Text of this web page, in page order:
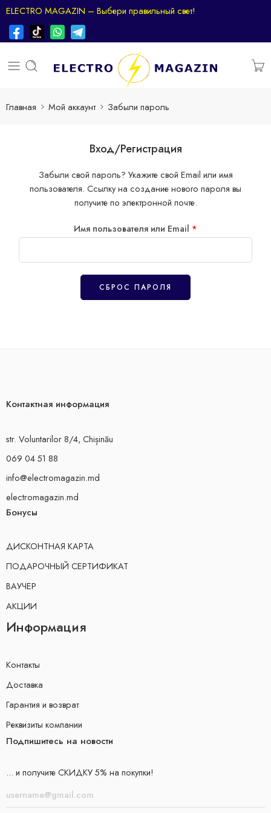
ELECTRO MAGAZIN – Выбери правильный свет!
Главная Мой аккаунт Забыли пароль
Вход/Регистрация
Забыли свой пароль? Укажите свой Email или имя
пользователя. Ссылку на создание нового пароля вы
получите по электронной почте.
Имя пользователя или Email *
СБРОС ПАРОЛЯ
Контактная информация
str. Voluntarilor 8/4, Chișinău
069 04 51 88
info@electromagazin.md
electromagazin.md
Бонусы
ДИСКОНТНАЯ КАРТА
ПОДАРОЧНЫЙ СЕРТИФИКАТ
ВАУЧЕР
АКЦИИ
Информация
Контакты
Доставка
Гарантия и возврат
Реквизиты компании
Подпишитесь на новости
... и получите СКИДКУ 5% на покупки!